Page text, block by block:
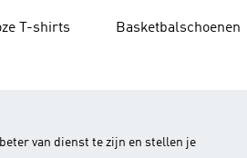
T-shirts Basketbalschoenen
van dienst te zijn en stellen je